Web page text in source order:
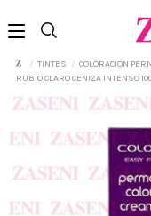
TINTES COLORACIÓN
RUBIO CLARO CENIZA INTENSO